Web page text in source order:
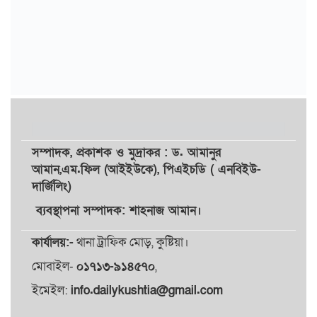
সম্পাদক, প্রকাশকওমুদ্রাকর: ড. আমানুর
আমান,এম.ফিল (আইইউকে), পিএইচডি ( এনবিইউ-
দার্জিলিং)
ব্যবস্থাপনা সম্পাদক: শাহনাজ আমান।
কার্যালয়:-থানা ট্রাফিক মোড়, কুষ্টিয়া।
মোবাইল- ০১৭১৩-৯১৪৫৭০,
ইমেইল: info.dailykushtia@gmail.com